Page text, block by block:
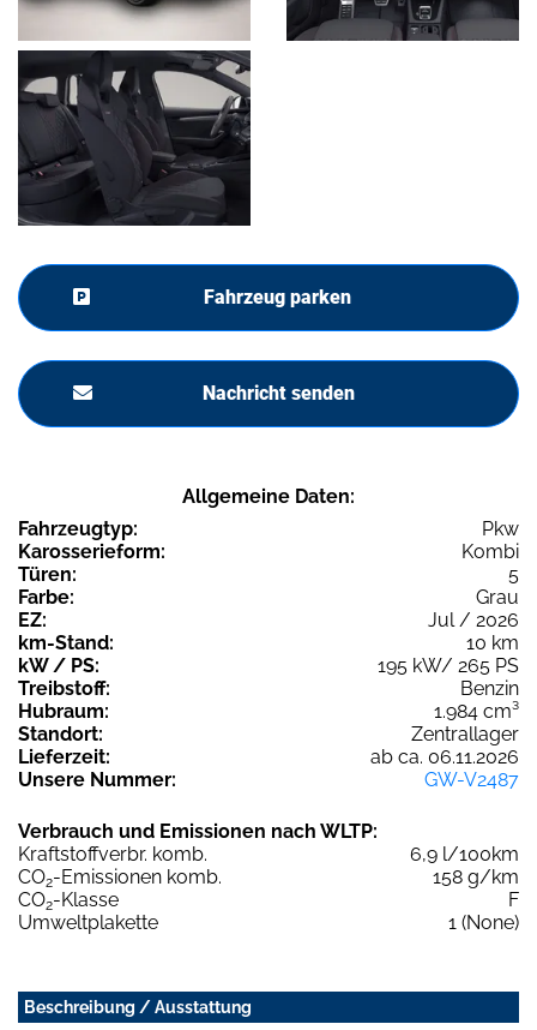
Fahrzeug parken
Nachricht senden
Allgemeine Daten:
Fahrzeugtyp:
Pkw
Karosserieform:
Kombi
Türen:
5
Farbe:
Grau
EZ:
Jul / 2026
km-Stand:
10 km
kW / PS:
195 kW/ 265 PS
Treibstoff:
Benzin
Hubraum:
1.984 cm³
Standort:
Zentrallager
Lieferzeit:
ab ca. 06.11.2026
Unsere Nummer:
GW-V2487
Verbrauch und Emissionen nach WLTP:
Kraftstoffverbr. komb.
6,9 l/100km
CO2-Emissionen komb.
158 g/km
CO2-Klasse
F
Umweltplakette
1 (None)
Beschreibung / Ausstattung